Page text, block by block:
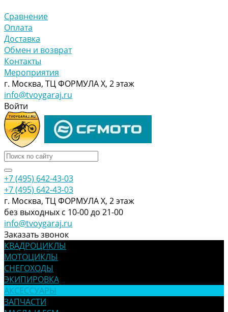
Сравнение
Оплата
Доставка
Обмен и возврат
Контакты
Мероприятия
г. Москва, ТЦ ФОРМУЛА Х, 2 этаж
info@tvoygaraj.ru
Войти
+7 (495) 642-43-03
+7 (495) 642-43-03
г. Москва, ТЦ ФОРМУЛА Х, 2 этаж
без выходных с 10-00 до 21-00
info@tvoygaraj.ru
Заказать звонок
КВАДРОЦИКЛЫ
МОТОЦИКЛЫ
СНЕГОХОДЫ
ЭКИПИРОВКА
АКСЕССУАРЫ
ЗАПЧАСТИ